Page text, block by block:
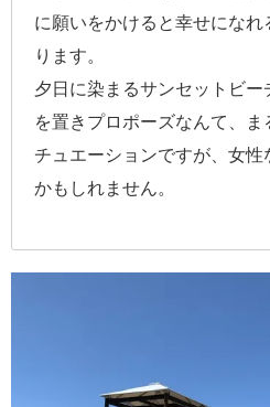
に願いをかけると幸せにな
ります。
夕日に染まるサンセットビ
を置きプロポーズなんて、
チュエーションですが、女
かもしれません。